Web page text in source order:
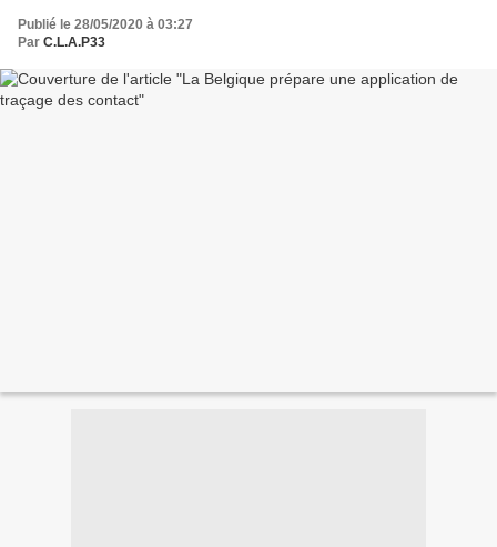
Publié le 28/05/2020 à 03:27
Par C.L.A.P33